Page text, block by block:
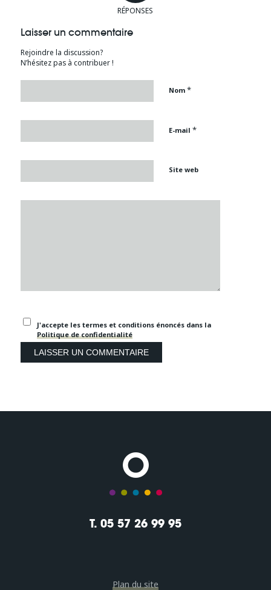
RÉPONSES
Laisser un commentaire
Rejoindre la discussion?
N’hésitez pas à contribuer !
Nom *
E-mail *
Site web
J'accepte les termes et conditions énoncés dans la
Politique de confidentialité
T. 05 57 26 99 95
Plan du site